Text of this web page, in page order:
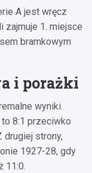
A jest wręcz
zajmuje 1. miejsce
bramkowym
i porażki
wyniki.
8:1 przeciwko
drugiej strony,
1927-28, gdy
11:0.